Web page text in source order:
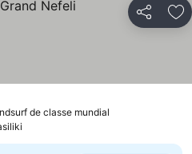
Partilhar
de classe mundial